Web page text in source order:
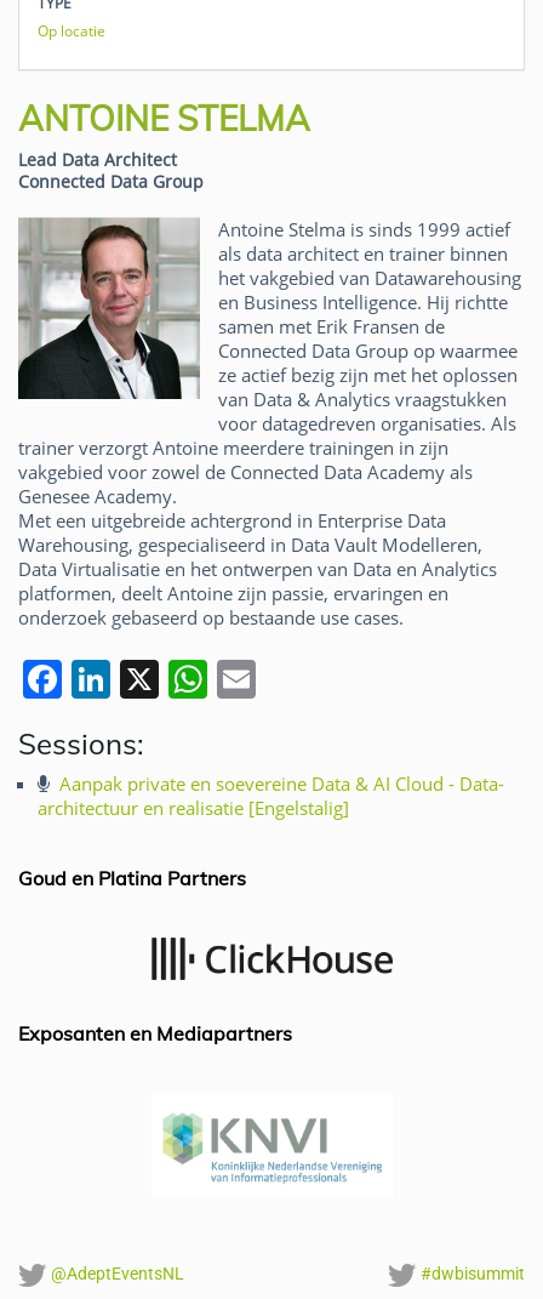
Op locatie
ANTOINE STELMA
Lead Data Architect
Connected Data Group
Antoine Stelma is sinds 1999 actief
als data architect en trainer binnen
het vakgebied van Datawarehousing
en Business Intelligence. Hij richtte
samen met Erik Fransen de
Connected Data Group op waarmee
ze actief bezig zijn met het oplossen
van Data & Analytics vraagstukken
voor datagedreven organisaties. Als
trainer verzorgt Antoine meerdere trainingen in zijn
vakgebied voor zowel de Connected Data Academy als
Genesee Academy.
Met een uitgebreide achtergrond in Enterprise Data
Warehousing, gespecialiseerd in Data Vault Modelleren,
Data Virtualisatie en het ontwerpen van Data en Analytics
platformen, deelt Antoine zijn passie, ervaringen en
onderzoek gebaseerd op bestaande use cases.
F
c
e
o
Li
k
e
n
X W
s
p
l
Sessions:
Aanpak private en soevereine Data & AI Cloud - Data-
architectuur en realisatie [Engelstalig]
Goud en Platina Partners
Exposanten en Mediapartners
@AdeptEventsNL #dwbisummit